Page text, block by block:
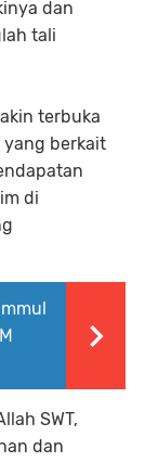
dan
tali
terbuka
yang berkait
di
SWT,
dan